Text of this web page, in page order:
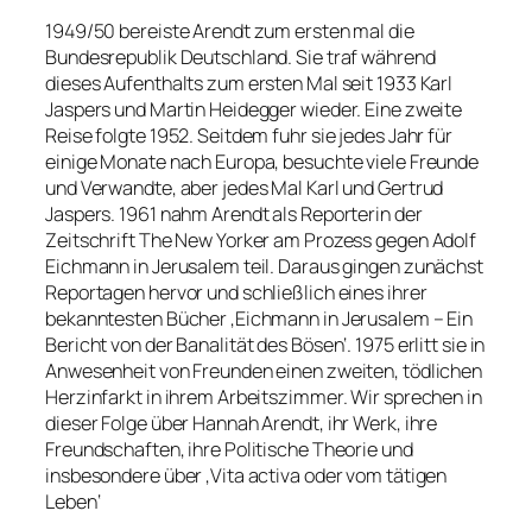
1949/50 bereiste Arendt zum ersten mal die
Bundesrepublik Deutschland. Sie traf während
dieses Aufenthalts zum ersten Mal seit 1933 Karl
Jaspers und Martin Heidegger wieder. Eine zweite
Reise folgte 1952. Seitdem fuhr sie jedes Jahr für
einige Monate nach Europa, besuchte viele Freunde
und Verwandte, aber jedes Mal Karl und Gertrud
Jaspers. 1961 nahm Arendt als Reporterin der
Zeitschrift The New Yorker am Prozess gegen Adolf
Eichmann in Jerusalem teil. Daraus gingen zunächst
Reportagen hervor und schließlich eines ihrer
bekanntesten Bücher ‚Eichmann in Jerusalem – Ein
Bericht von der Banalität des Bösen‘. 1975 erlitt sie in
Anwesenheit von Freunden einen zweiten, tödlichen
Herzinfarkt in ihrem Arbeitszimmer. Wir sprechen in
dieser Folge über Hannah Arendt, ihr Werk, ihre
Freundschaften, ihre Politische Theorie und
insbesondere über ‚Vita activa oder vom tätigen
Leben‘